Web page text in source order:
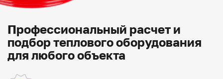
Профессиональный расчет и
подбор теплового оборудования
для любого объекта